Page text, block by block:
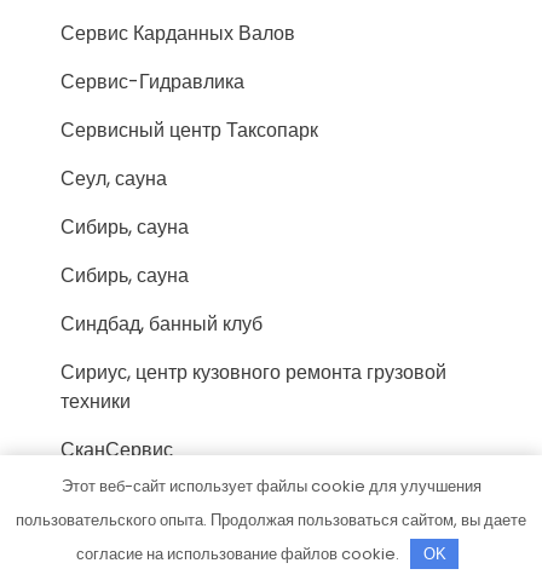
Сервис Карданных Валов
Сервис-Гидравлика
Сервисный центр Таксопарк
Сеул, сауна
Сибирь, сауна
Сибирь, сауна
Синдбад, банный клуб
Сириус, центр кузовного ремонта грузовой
техники
СканСервис
Скиф, автомойка
Скиф, автомойка
Этот веб-сайт использует файлы cookie для улучшения
пользовательского опыта. Продолжая пользоваться сайтом, вы даете
согласие на использование файлов cookie.
OK